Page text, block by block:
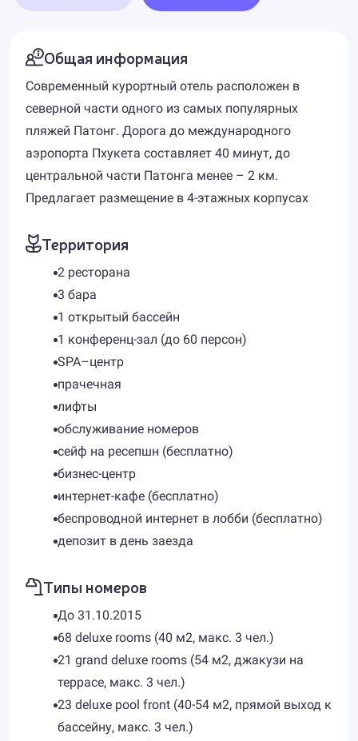
Общая информация
Современный курортный отель расположен в
северной части одного из самых популярных
пляжей Патонг. Дорога до международного
аэропорта Пхукета составляет 40 минут, до
центральной части Патонга менее – 2 км.
Предлагает размещение в 4-этажных корпусах
Территория
2 ресторана
3 бара
1 открытый бассейн
1 конференц-зал (до 60 персон)
SPA–центр
прачечная
лифты
обслуживание номеров
сейф на ресепшн (бесплатно)
бизнес-центр
интернет-кафе (бесплатно)
беспроводной интернет в лобби (бесплатно)
депозит в день заезда
Типы номеров
До 31.10.2015
68 deluxe rooms (40 м2, макс. 3 чел.)
21 grand deluxe rooms (54 м2, джакузи на
террасе, макс. 3 чел.)
23 deluxe pool front (40-54 м2, прямой выход к
бассейну, макс. 3 чел.)